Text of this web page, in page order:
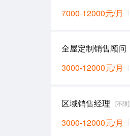
7000-12000元/月
全屋定制销售顾问
3000-12000元/月
区域销售经理 [不限]
3000-12000元/月